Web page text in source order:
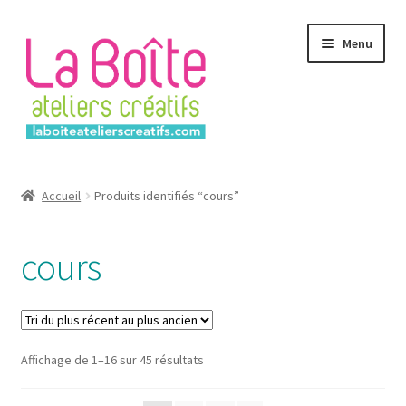
la
navigation
contenu
Menu
Login
Password Reset
Register
Accueil Produits identifiés “cours”
cours
Affichage de 1–16 sur 45 résultatsSorted